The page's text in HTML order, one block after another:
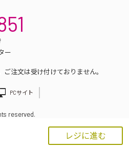
レジに進む
ー
注文は受け付けておりません。
PCサイト
reserved.